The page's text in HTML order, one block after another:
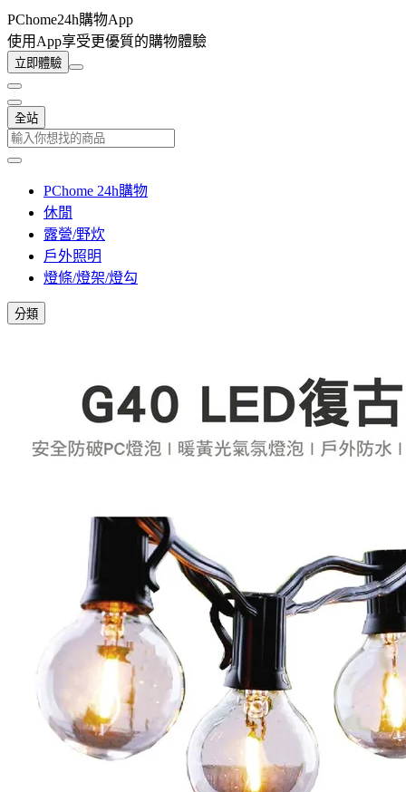
PChome24h購物App
使用App享受更優質的購物體驗
立即體驗
全站
PChome 24h購物
休閒
露營/野炊
戶外照明
燈條/燈架/燈勾
分類